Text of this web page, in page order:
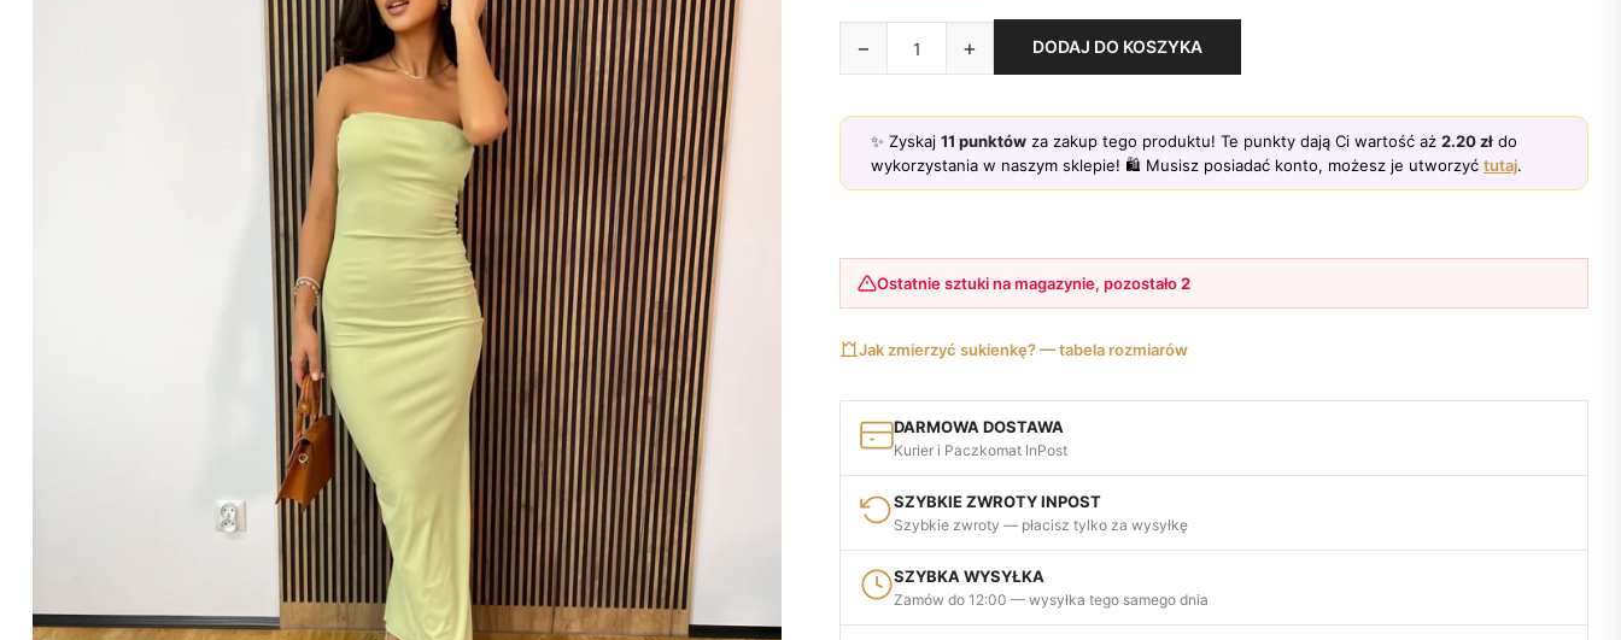
− + DODAJ DO KOSZYKA
✨ Zyskaj 11 punktów za zakup tego produktu! Te punkty dają Ci wartość aż 2.20zł do
wykorzystania w naszym sklepie! 🛍️ Musisz posiadać konto, możesz je utworzyć tutaj.
Ostatnie sztuki na magazynie, pozostało2
Jak zmierzyć sukienkę? — tabela rozmiarów
DARMOWA DOSTAWA
Kurier i Paczkomat InPost
SZYBKIE ZWROTY INPOST
Szybkie zwroty — płacisz tylko za wysyłkę
SZYBKA WYSYŁKA
Zamów do 12:00 — wysyłka tego samego dnia